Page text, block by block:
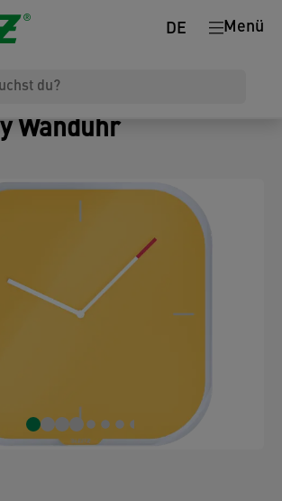
Menü
DE
Wanduhr